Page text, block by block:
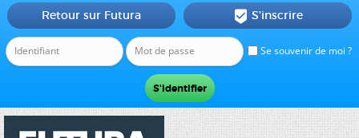
Se souvenir de moi ?
Retour sur Futura  S'inscrire